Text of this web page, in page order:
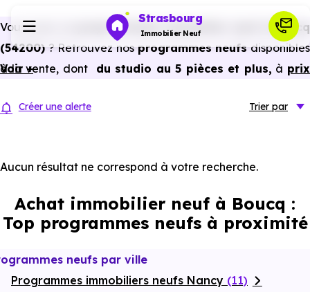
Strasbourg
Immobilier Neuf
Investir
Actualités
Ressources
Vous avez un
projet d’achat immobilier neuf à Boucq
(54200) ? Retrouvez nos programmes neufs disponibles
à la vente, dont
du studio au 5 pièces et plus, à prix
avantages du neuf :PTZ, TVA réduitedans certains cas,
énergétiques, garanties constructeur, etc.
Voir +
Créer une alerte Trier par
Aucun résultat ne correspond à votre recherche.
Achat immobilier neuf à Boucq :
Top programmes neufs à proximité
neufs par ville
Programmes immobiliers neufs Nancy (11)